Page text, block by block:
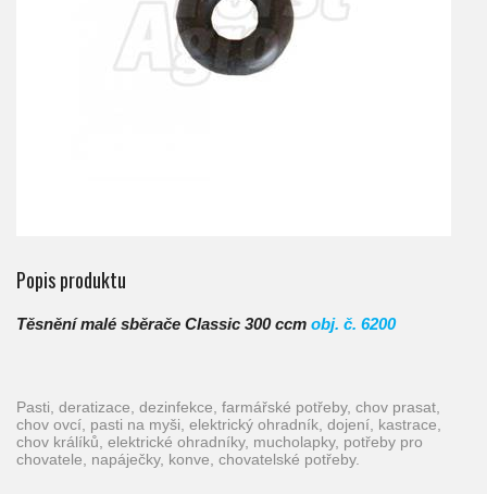
Popis produktu
Těsnění malé sběrače Classic 300 ccm obj. č. 6200
pasti, deratizace, dezinfekce, farmářské potřeby, chov prasat,
chov ovcí, pasti na myši, elektrický ohradník, dojení, kastrace,
chov králíků, elektrické ohradníky, mucholapky, potřeby pro
chovatele, napáječky, konve, chovatelské potřeby.